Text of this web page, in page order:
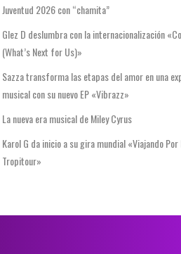
Juventud 2026 con “chamita”
Glez D deslumbra con la internacionalización
(What’s Next for Us)»
Sazza transforma las etapas del amor en una
musical con su nuevo EP «Vibrazz»
La nueva era musical de Miley Cyrus
Karol G da inicio a su gira mundial «Viajando Por
Tropitour»